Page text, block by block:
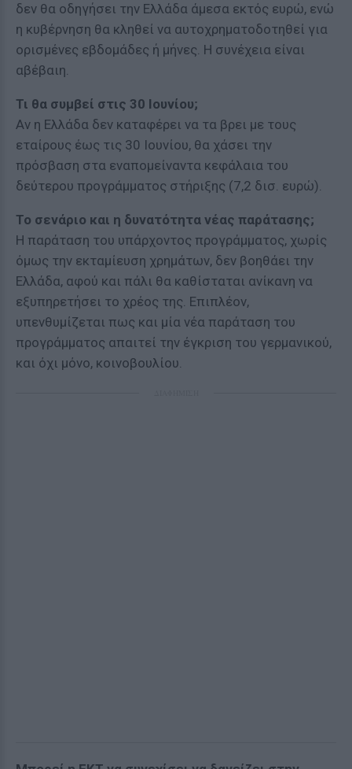
δεν θα οδηγήσει την Ελλάδα άμεσα εκτός ευρώ, ενώ
η κυβέρνηση θα κληθεί να αυτοχρηματοδοτηθεί για
ορισμένες εβδομάδες ή μήνες. Η συνέχεια είναι
αβέβαιη.
Τι θα συμβεί στις 30 Ιουνίου;
Αν η Ελλάδα δεν καταφέρει να τα βρει με τους
εταίρους έως τις 30 Ιουνίου, θα χάσει την
πρόσβαση στα εναπομείναντα κεφάλαια του
δεύτερου προγράμματος στήριξης (7,2 δισ. ευρώ).
Το σενάριο και η δυνατότητα νέας παράτασης;
Η παράταση του υπάρχοντος προγράμματος, χωρίς
όμως την εκταμίευση χρημάτων, δεν βοηθάει την
Ελλάδα, αφού και πάλι θα καθίσταται ανίκανη να
εξυπηρετήσει το χρέος της. Επιπλέον,
υπενθυμίζεται πως και μία νέα παράταση του
προγράμματος απαιτεί την έγκριση του γερμανικού,
και όχι μόνο, κοινοβουλίου.